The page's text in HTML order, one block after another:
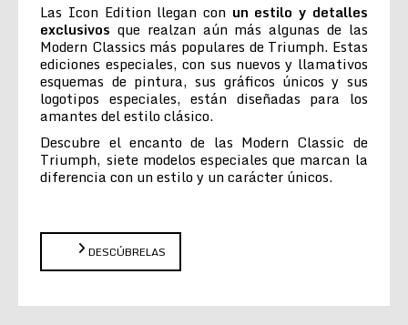
Las Icon Edition llegan con un estilo y detalles
exclusivos que realzan aún más algunas de las
Modern Classics más populares de Triumph. Estas
ediciones especiales, con sus nuevos y llamativos
esquemas de pintura, sus gráficos únicos y sus
logotipos especiales, están diseñadas para los
amantes del estilo clásico.
Descubre el encanto de las Modern Classic de
Triumph, siete modelos especiales que marcan la
diferencia con un estilo y un carácter únicos.
DESCÚBRELAS